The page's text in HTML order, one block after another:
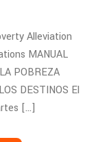
Alleviation
MANUAL
POBREZA
DESTINOS El
[...]